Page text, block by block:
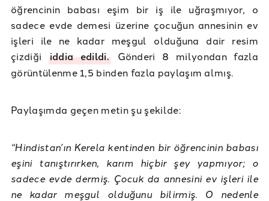
öğrencinin babası eşim bir iş ile uğraşmıyor, o
sadece evde demesi üzerine çocuğun annesinin ev
işleri ile ne kadar meşgul olduğuna dair resim
çizdiği iddia edildi. Gönderi 8 milyondan fazla
görüntülenme 1,5 binden fazla paylaşım almış.
Paylaşımda geçen metin şu şekilde:
“Hindistan’ın Kerela kentinden bir öğrencinin babası
eşini tanıştırırken, karım hiçbir şey yapmıyor; o
sadece evde dermiş. Çocuk da annesini ev işleri ile
ne kadar meşgul olduğunu bilirmiş. O nedenle